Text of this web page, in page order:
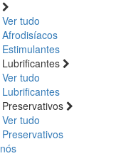
Ver tudo
Afrodisíacos
Estimulantes
Lubrificantes
Ver tudo
Lubrificantes
Preservativos
Ver tudo
Preservativos